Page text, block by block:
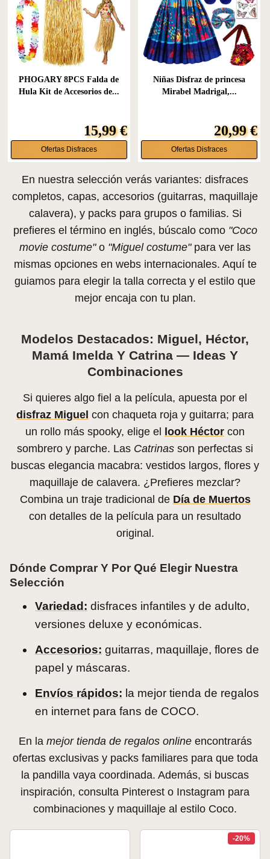
PHOGARY 8PCS Falda de
Hula Kit de Accesorios de...
15,99 €
Ofertas Disfraces
Niñas Disfraz de princesa
Mirabel Madrigal,...
20,99 €
Ofertas Disfraces
En nuestra selección verás variantes: disfraces
completos, capas, accesorios (guitarras, maquillaje
calavera), y packs para grupos o familias. Si
prefieres el término en inglés, búscalo como "Coco
movie costume"o "Miguel costume"para ver las
mismas opciones en webs internacionales. Aquí te
guiamos para elegir la talla correcta y el estilo que
mejor encaja con tu plan.
Modelos Destacados: Miguel, Héctor,
Mamá Imelda Y Catrina — Ideas Y
Combinaciones
Si quieres algo fiel a la película, apuesta por el
disfraz Miguel con chaqueta roja y guitarra; para
un rollo más spooky, elige el look Héctor con
sombrero y parche. Las Catrinas son perfectas si
buscas elegancia macabra: vestidos largos, flores y
maquillaje de calavera. ¿Prefieres mezclar?
Combina un traje tradicional de Día de Muertos
con detalles de la película para un resultado
original.
Dónde Comprar Y Por Qué Elegir Nuestra
Selección
Variedad: disfraces infantiles y de adulto,
versiones deluxe y económicas.
Accesorios: guitarras, maquillaje, flores de
papel y máscaras.
Envíos rápidos: la mejor tienda de regalos
en internet para fans de COCO.
En la mejor tienda de regalos onlineencontrarás
ofertas exclusivas y packs familiares para que toda
la pandilla vaya coordinada. Además, si buscas
inspiración, consulta Pinterest o Instagram para
combinaciones y maquillaje al estilo Coco.
-20%